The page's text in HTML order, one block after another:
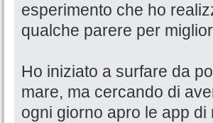
esperimento che ho
qualche parere per
Ho iniziato a surfare da
mare, ma cercando di
ogni giorno apro le app